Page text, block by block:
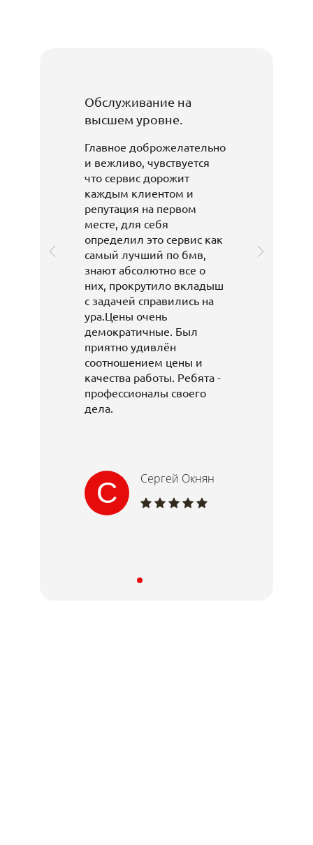
Обслуживание на
высшем уровне.
Главное доброжелательно
и вежливо, чувствуется
что сервис дорожит
каждым клиентом и
репутация на первом
месте, для себя
определил это сервис как
самый лучший по бмв,
знают абсолютно все о
них, прокрутило вкладыш
с задачей справились на
ура.Цены очень
демократичные. Был
приятно удивлён
соотношением цены и
качества работы. Ребята -
профессионалы своего
дела.
С Сергей Окнян